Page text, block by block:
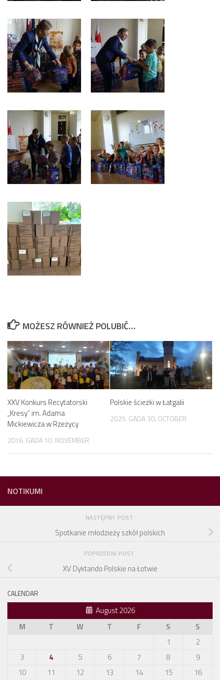
MOŻESZ RÓWNIEŻ POLUBIĆ…
XXV Konkurs Recytatorski
„Kresy” im. Adama
Mickiewicza w Rzeżycy
2016. GADA 10. NOVEMBER
Polskie ścieżki w Łatgalii
2025. GADA 30. OCTOBER
NOTIKUMI
NASTĘPNY POST
Spotkanie młodzieży szkół polskich
POPRZEDNI POST
XV Dyktando Polskie na Łotwie
CALENDAR
August 2026
M
T W T F S
S
1
2
3
4 5 6 7 8
9
10
11 12 13 14 15
16